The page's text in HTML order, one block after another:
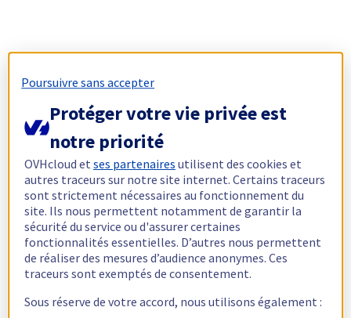
Poursuivre sans accepter
Protéger votre vie privée est
notre priorité
OVHcloud etses partenaires utilisent des cookies et
autres traceurs sur notre site internet. Certains traceurs
sont strictement nécessaires au fonctionnement du
site. Ils nous permettent notamment de garantir la
sécurité du service ou d'assurer certaines
fonctionnalités essentielles. D’autres nous permettent
de réaliser des mesures d’audience anonymes. Ces
traceurs sont exemptés de consentement.
Sous réserve de votre accord, nous utilisons également :